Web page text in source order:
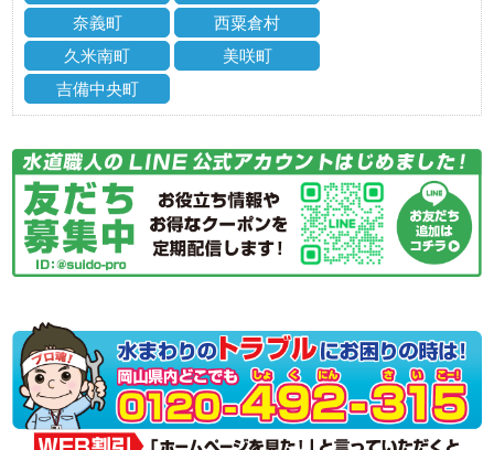
奈義町
西粟倉村
久米南町
美咲町
吉備中央町